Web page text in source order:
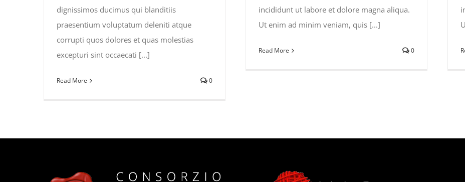
dignissimos ducimus qui blanditiis
praesentium voluptatum deleniti atque
corrupti quos dolores et quas molestias
excepturi sint occaecati [...]
Read More 0
incididunt ut labore et dolore magna aliqua.
Ut enim ad minim veniam, quis [...]
Read More 0